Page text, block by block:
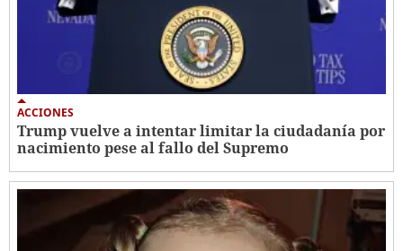
ACCIONES
Trump vuelve a intentar limitar la ciudadanía por
nacimiento pese al fallo del Supremo